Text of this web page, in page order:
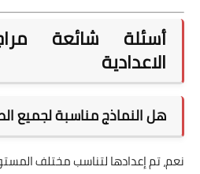
أسئلة شائعة
الاعدادية
هل النماذج مناسبة لجميع
نعم، تم إعدادها لتناسب مختلف